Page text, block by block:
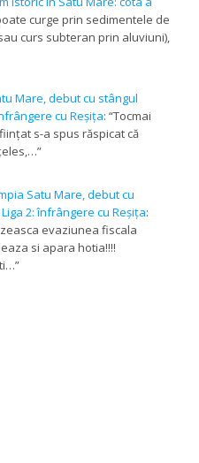
curge prin sedimentele de
curs subteran prin aluviuni),
Mare, debut cu stângul
cu Reșița: “Tocmai
s-a spus răspicat că
”
Satu Mare, debut cu
2: înfrângere cu Reșița:
evaziunea fiscala
si apara hotia!!!!
”